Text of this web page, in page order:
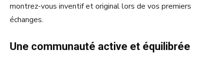
montrez-vous inventif et original lors de vos premiers
échanges.
Une communauté active et équilibrée